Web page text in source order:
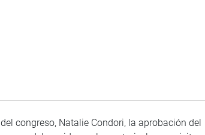
congreso, Natalie Condori, la aprobación del